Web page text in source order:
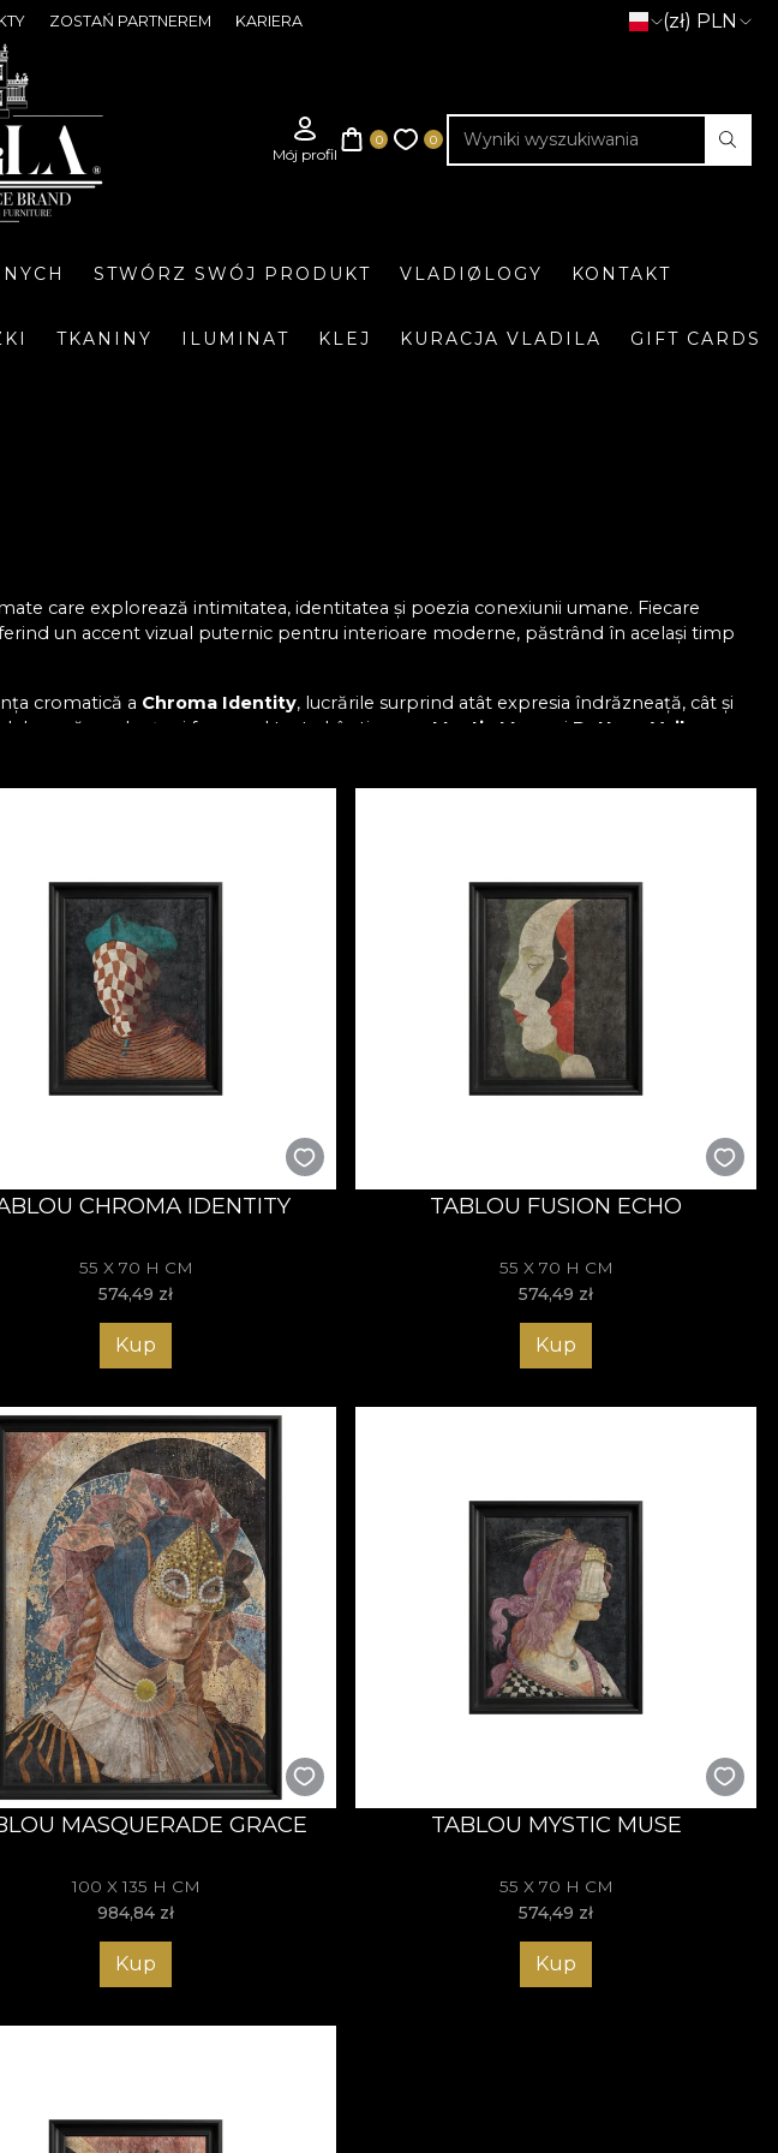
ZOSTAŃ PARTNEREM KARIERA (zł) PLN
STWÓRZ SWÓJ PRODUKT VLADIØLOGY KONTAKT
TKANINY ILUMINAT KLEJ KURACJA VLADILA GIFT CARDS
care explorează intimitatea, identitatea și poezia conexiunii umane. Fiecare
un accent vizual puternic pentru interioare moderne, păstrând în același timp
cromatică a Chroma Identity, lucrările surprind atât expresia îndrăzneață, cât și
opulența și farmecul teatral, în timp ce Mystic Muse și Pattern Veil
CHROMA IDENTITY
55 X 70 H CM
574,49 zł
Kup
TABLOU FUSION ECHO
55 X 70 H CM
574,49 zł
Kup
MASQUERADE GRACE
100 X 135 H CM
984,84 zł
Kup
TABLOU MYSTIC MUSE
55 X 70 H CM
574,49 zł
Kup